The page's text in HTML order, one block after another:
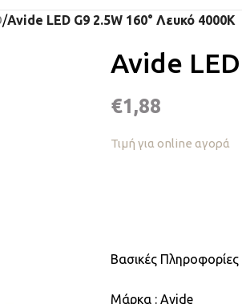
/Avide LED G9 2.5W 160° Λευκό 4000K
Avide
€1,88
Τιμή για online αγορά
Βασικές Πληροφορίες
Μάρκα : Avide